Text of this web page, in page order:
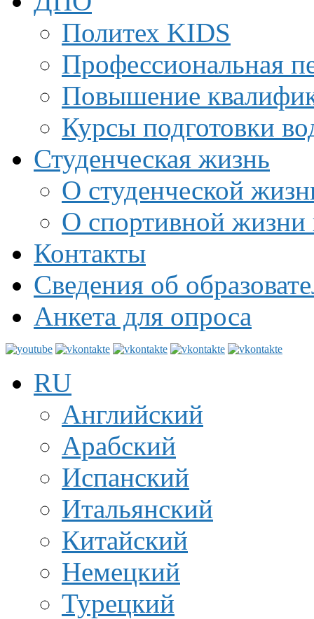
Политех KIDS
Профессиональная
Повышение
Курсы подготовки
Студенческая жизнь
О студенческой
О спортивной жизни
Контакты
Сведения об
Анкета для опроса
RU
Английский
Арабский
Испанский
Итальянский
Китайский
Немецкий
Турецкий